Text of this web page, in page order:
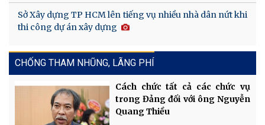
Sở Xây dựng TP HCM lên tiếng vụ nhiều nhà dân nứt khi
thi công dự án xây dựng
CHỐNG THAM NHŨNG, LÃNG PHÍ
Cách chức tất cả các chức vụ
trong Đảng đối với ông Nguyễn
Quang Thiều